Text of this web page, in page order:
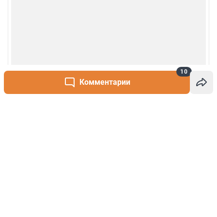
Комментарии
10